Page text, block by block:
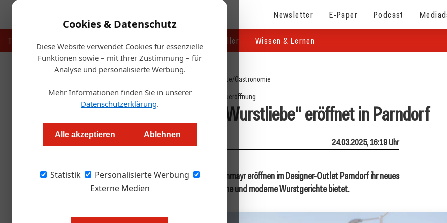
Cookies & Datenschutz
Diese Website verwendet Cookies für essenzielle
Funktionen sowie – mit Ihrer Zustimmung – für
Analyse und personalisierte Werbung.
Mehr Informationen finden Sie in unserer
Datenschutzerklärung.
Alle akzeptieren Ablehnen
Statistik
Personalisierte Werbung
Externe Medien
Newsletter E-Paper Podcast
Touristik Handel & Hersteller Wissen & Lernen
Startseite/Gastronomie
Neueröffnung
Würstelstand neu gedacht: „Wurstliebe“ eröffnet in Parndorf
Redaktion.OEGZ 24.03.2025, 16:19 Uhr
Die Gastronomen Alex Stranig und Gerald Brunnmayr eröffnen im Designer-Outlet Parndorf ihr neues
Food-Truck-Konzept „Wurstliebe“, das klassische und moderne Wurstgerichte bietet.